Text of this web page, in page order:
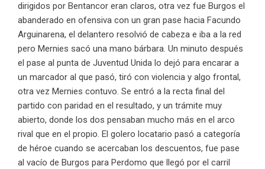
dirigidos por Bentancor eran claros, otra vez fue Burgos el
abanderado en ofensiva con un gran pase hacia Facundo
Arguinarena, el delantero resolvió de cabeza e iba a la red
pero Mernies sacó una mano bárbara. Un minuto después
el pase al punta de Juventud Unida lo dejó para encarar a
un marcador al que pasó, tiró con violencia y algo frontal,
otra vez Mernies contuvo. Se entró a la recta final del
partido con paridad en el resultado, y un trámite muy
abierto, donde los dos pensaban mucho más en el arco
rival que en el propio. El golero locatario pasó a categoría
de héroe cuando se acercaban los descuentos, fue pase
al vacío de Burgos para Perdomo que llegó por el carril